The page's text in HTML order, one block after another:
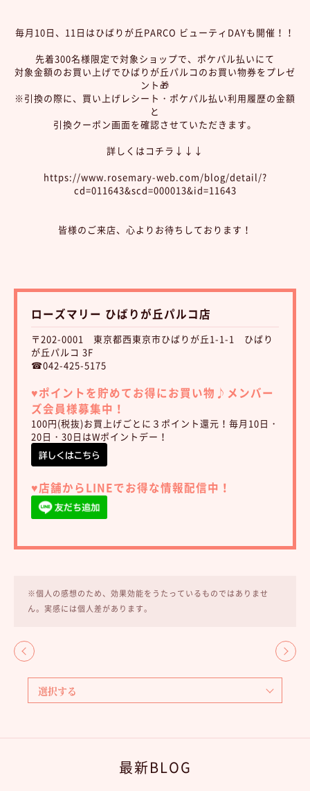
毎月10日、11日はひばりが丘PARCO ビューティDAYも開催！！
先着300名様限定で対象ショップで、ポケパル払いにて
対象金額のお買い上げでひばりが丘パルコのお買い物券をプレゼ
ント🎁
※引換の際に、買い上げレシート・ポケパル払い利用履歴の金額
と
引換クーポン画面を確認させていただきます。
詳しくはコチラ↓↓↓
https://www.rosemary-web.com/blog/detail/?
cd=011643&scd=000013&id=11643
皆様のご来店、心よりお待ちしております！
ローズマリー ひばりが丘パルコ店
〒202-0001 東京都西東京市ひばりが丘1-1-1 ひばり
が丘パルコ 3F
☎042-425-5175
♥︎ポイントを貯めてお得にお買い物♪ メンバー
ズ会員様募集中！
100円(税抜)お買上げごとに３ポイント還元！毎月10日・
20日・30日はWポイントデー！
♥︎店舗からLINEでお得な情報配信中！
※個人の感想のため、効果効能をうたっているものではありませ
ん。実感には個人差があります。
最新BLOG